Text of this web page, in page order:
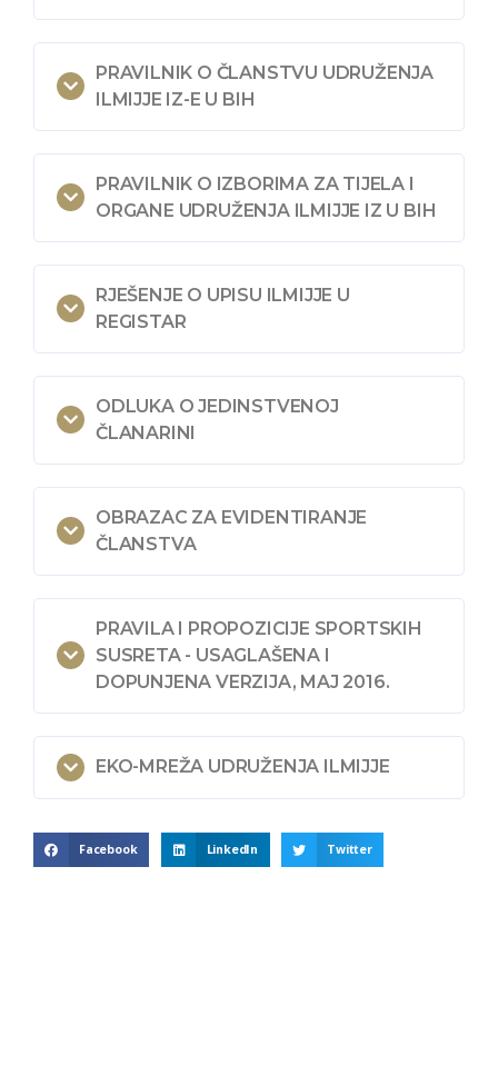
PRAVILNIK O ČLANSTVU UDRUŽENJA
ILMIJJE IZ-E U BIH
PRAVILNIK O IZBORIMA ZA TIJELA I
ORGANE UDRUŽENJA ILMIJJE IZ U BIH
RJEŠENJE O UPISU ILMIJJE U
REGISTAR
ODLUKA O JEDINSTVENOJ
ČLANARINI
OBRAZAC ZA EVIDENTIRANJE
ČLANSTVA
PRAVILA I PROPOZICIJE SPORTSKIH
SUSRETA - USAGLAŠENA I
DOPUNJENA VERZIJA, MAJ 2016.
EKO-MREŽA UDRUŽENJA ILMIJJE
Facebook LinkedIn Twitter